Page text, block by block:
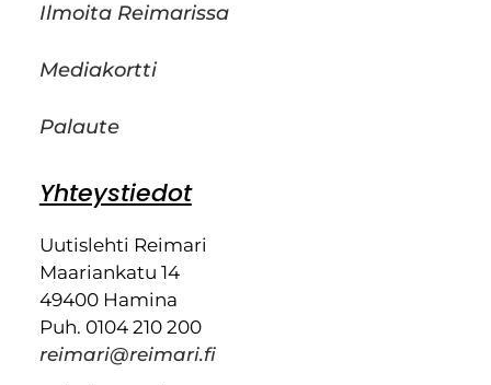
Ilmoita Reimarissa
Mediakortti
Palaute
Yhteystiedot
Uutislehti Reimari
Maariankatu 14
49400 Hamina
Puh. 0104 210 200
reimari@reimari.fi